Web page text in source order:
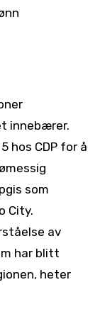
innebærer.
hos CDP for å
som
City.
av
har blitt
heter